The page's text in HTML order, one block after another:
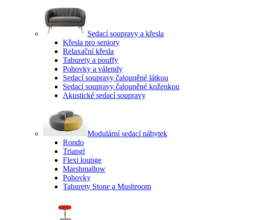
Sedací soupravy a křesla
Křesla pro seniory
Relaxační křesla
Taburety a pouffy
Pohovky a válendy
Sedací soupravy čalouněné látkou
Sedací soupravy čalouněné koženkou
Akustické sedací soupravy
Modulární sedací nábytek
Rondo
Triangl
Flexi lounge
Marshmallow
Pohovky
Taburety Stone a Mushroom